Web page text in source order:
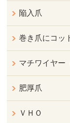
陥入爪
巻き爪にコッ
マチワイヤー
肥厚爪
ＶＨＯ